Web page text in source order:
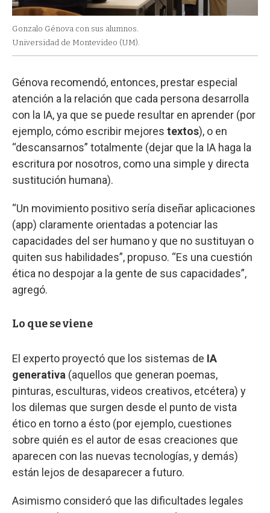
Gonzalo Génova con sus alumnos.
Universidad de Montevideo (UM).
Génova recomendó, entonces, prestar especial
atención a la relación que cada persona desarrolla
con la IA, ya que se puede resultar en aprender (por
ejemplo, cómo escribir mejores textos), o en
“descansarnos” totalmente (dejar que la IA haga la
escritura por nosotros, como una simple y directa
sustitución humana).
“Un movimiento positivo sería diseñar aplicaciones
(app) claramente orientadas a potenciar las
capacidades del ser humano y que no sustituyan o
quiten sus habilidades”, propuso. “Es una cuestión
ética no despojar a la gente de sus capacidades”,
agregó.
Lo que se viene
El experto proyectó que los sistemas de IA
generativa (aquellos que generan poemas,
pinturas, esculturas, videos creativos, etcétera) y
los dilemas que surgen desde el punto de vista
ético en torno a ésto (por ejemplo, cuestiones
sobre quién es el autor de esas creaciones que
aparecen con las nuevas tecnologías, y demás)
están lejos de desaparecer a futuro.
Asimismo consideró que las dificultades legales